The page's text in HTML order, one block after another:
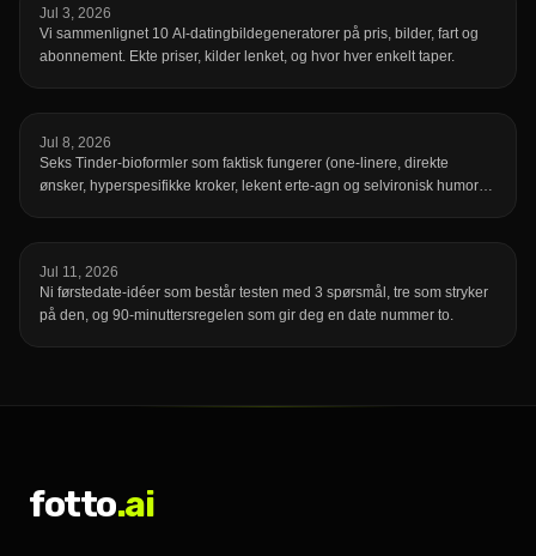
Jul 3, 2026
Vi sammenlignet 10 AI-datingbildegeneratorer på pris, bilder, fart og
abonnement. Ekte priser, kilder lenket, og hvor hver enkelt taper.
Jul 8, 2026
Seks Tinder-bioformler som faktisk fungerer (one-linere, direkte
ønsker, hyperspesifikke kroker, lekent erte-agn og selvironisk humor)
Jul 11, 2026
Ni førstedate-idéer som består testen med 3 spørsmål, tre som stryker
på den, og 90-minuttersregelen som gir deg en date nummer to.
fotto.ai